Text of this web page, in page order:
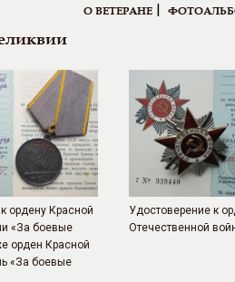
О ВЕТЕРАНЕ |
ордену Красной
«За боевые
орден Красной
«За боевые
Удостоверение к
Отечественной